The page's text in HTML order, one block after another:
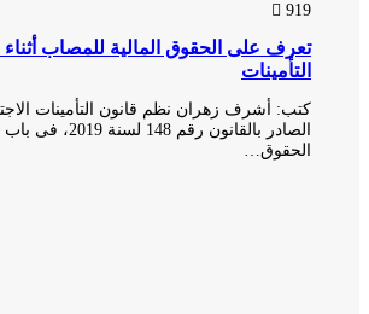
تعرف على الحقوق المالية للمصاب أثناء
التأمينات
كتب: أشرف زهران نظم قانون التأمينات
الصادر بالقانون رقم 148 لسنة
الحقوق…